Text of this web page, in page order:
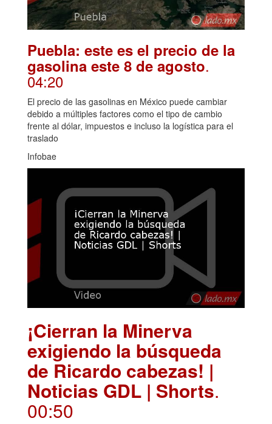
Puebla: este es el precio de la
gasolina este 8 de agosto.
04:20
El precio de las gasolinas en México puede cambiar
debido a múltiples factores como el tipo de cambio
frente al dólar, impuestos e incluso la logística para el
traslado
Infobae
¡Cierran la Minerva
exigiendo la búsqueda
de Ricardo cabezas! |
Noticias GDL | Shorts.
00:50